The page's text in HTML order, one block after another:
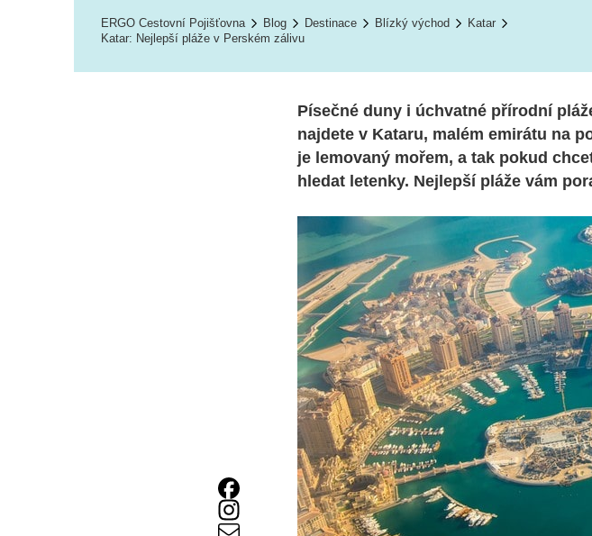
ERGO Cestovní Pojišťovna Blog Destinace Blízký východ
Katar
Katar: Nejlepší pláže v Perském zálivu
Písečné duny i úchvatné přírodní
najdete v Kataru, malém emirátu na
je lemovaný mořem, a tak pokud
hledat letenky. Nejlepší pláže vám